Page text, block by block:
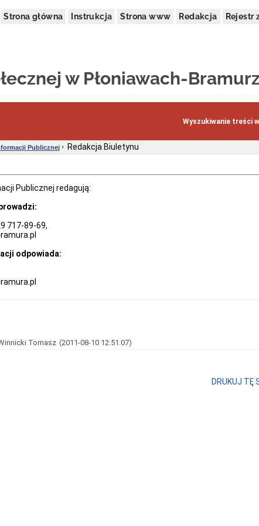
Strona główna Instrukcja Strona www Redakcja Rejestr
w Płoniawach-
Wyszukiwanie treści
Publicznej Redakcja Biuletynu
Publicznej redagują:
717-89-69,
odpowiada:
Tomasz (2011-08-10 12:51:07)
DRUKUJ TĘ